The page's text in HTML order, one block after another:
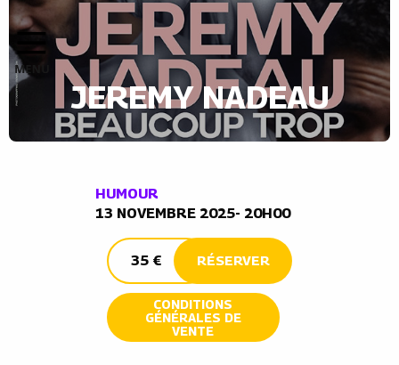
JEREMY NADEAU
HUMOUR
13 NOVEMBRE 2025- 20H00
35 € RÉSERVER
CONDITIONS
GÉNÉRALES DE
VENTE